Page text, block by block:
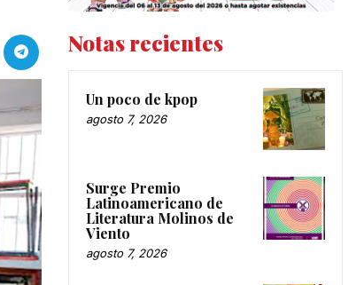
Notas recientes
Un poco de kpop
agosto 7, 2026
Surge Premio
Latinoamericano de
Literatura Molinos de
Viento
agosto 7, 2026